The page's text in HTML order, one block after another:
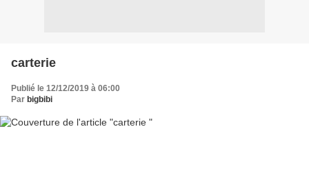
carterie
Publié le 12/12/2019 à 06:00
Par bigbibi